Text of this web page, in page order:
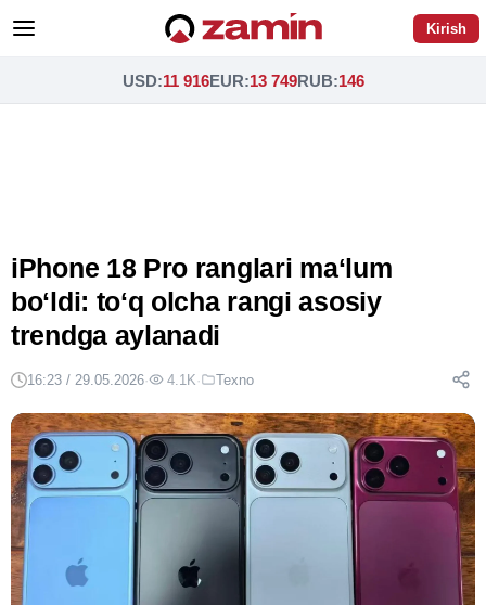
Kirish
USD:11 916EUR:13 749RUB:146
iPhone 18 Pro ranglari maʻlum
boʻldi: toʻq olcha rangi asosiy
trendga aylanadi
16:23 / 29.05.2026· 4.1K· Texno